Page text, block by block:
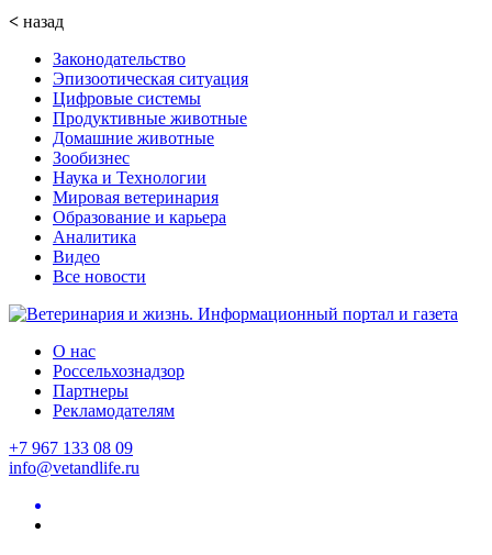
< назад
Законодательство
Эпизоотическая ситуация
Цифровые системы
Продуктивные животные
Домашние животные
Зообизнес
Наука и Технологии
Мировая ветеринария
Образование и карьера
Аналитика
Видео
Все новости
О нас
Россельхознадзор
Партнеры
Рекламодателям
+7 967 133 08 09
info@vetandlife.ru